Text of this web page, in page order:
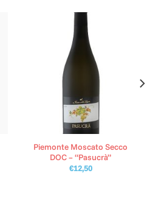
Piemonte Moscato Secco
DOC – “Pasucrà”
€12,50